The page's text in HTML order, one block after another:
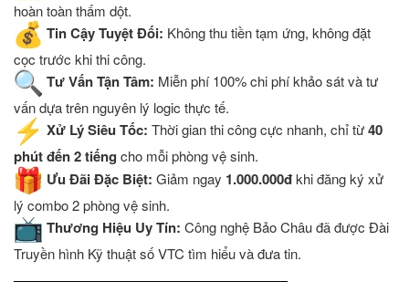
hoàn toàn thấm dột.
Tin Cậy Tuyệt Đối: Không thu tiền tạm ứng, không đặt
cọc trước khi thi công.
Tư Vấn Tận Tâm: Miễn phí 100% chi phí khảo sát và tư
vấn dựa trên nguyên lý logic thực tế.
Xử Lý Siêu Tốc: Thời gian thi công cực nhanh, chỉ từ40
phút đến 2 tiếng cho mỗi phòng vệ sinh.
Ưu Đãi Đặc Biệt: Giảm ngay 1.000.000đkhi đăng ký xử
lý combo 2 phòng vệ sinh.
Thương Hiệu Uy Tín: Công nghệ Bảo Châu đã được Đài
Truyền hình Kỹ thuật số VTC tìm hiểu và đưa tin.